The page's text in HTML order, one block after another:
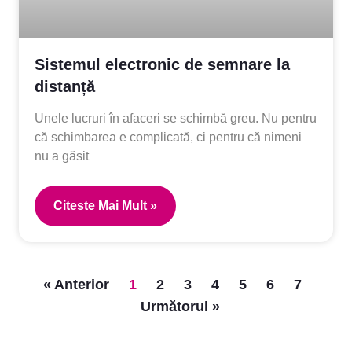
Sistemul electronic de semnare la
distanță
Unele lucruri în afaceri se schimbă greu. Nu pentru
că schimbarea e complicată, ci pentru că nimeni
nu a găsit
Citeste Mai Mult »
« Anterior 1 2 3 4 5 6
7
Următorul »